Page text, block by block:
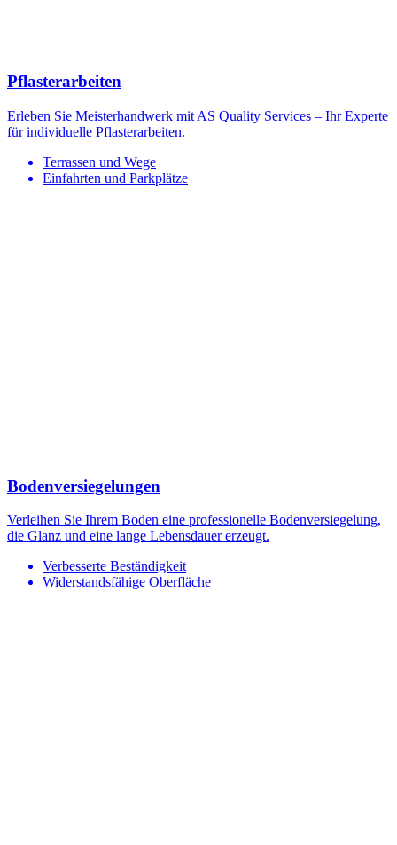
Pflasterarbeiten
Erleben Sie Meisterhandwerk mit AS Quality Services – Ihr Experte
für individuelle Pflasterarbeiten.
Terrassen und Wege
Einfahrten und Parkplätze
Bodenversiegelungen
Verleihen Sie Ihrem Boden eine professionelle Bodenversiegelung,
die Glanz und eine lange Lebensdauer erzeugt.
Verbesserte Beständigkeit
Widerstandsfähige Oberfläche